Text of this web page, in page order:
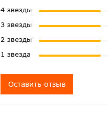
4 звезды
3 звезды
2 звезды
1 звезда
Оставить отзыв